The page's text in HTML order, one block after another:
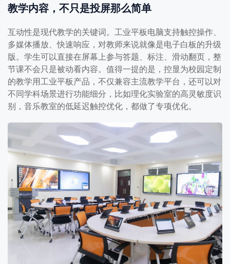
教学内容，不只是投屏那么简单
互动性是现代教学的关键词。工业平板电脑支持触控操作、
多媒体播放、快速响应，对教师来说就像是电子白板的升级
版。学生可以直接在屏幕上参与答题、标注、滑动翻页，整
节课不会只是被动看内容。值得一提的是，控显为校园定制
的教学用工业平板产品，不仅兼容主流教学平台，还可以对
不同学科场景进行功能细分，比如理化实验室的高灵敏度识
别，音乐教室的低延迟触控优化，都做了专项优化。